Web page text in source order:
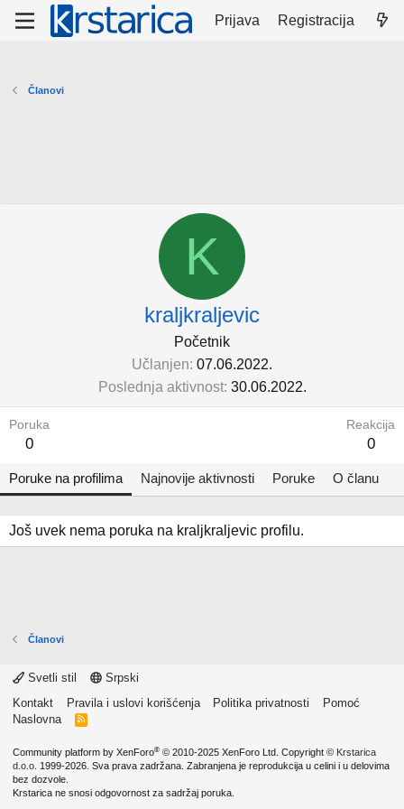
Prijava Registracija
Članovi
K
kraljkraljevic
Početnik
Učlanjen 07.06.2022.
Poslednja aktivnost 30.06.2022.
Poruka
0
Reakcija
0
Poruke na profilima Najnovije aktivnosti Poruke O članu
Još uvek nema poruka na kraljkraljevic profilu.
Članovi
Svetli stil
Srpski
Kontakt
Pravila i uslovi korišćenja Politika privatnosti
Pomoć
Naslovna
R
Community platform by XenForo® © 2010-2025 XenForo Ltd. Copyright © Krstarica
d.o.o. 1999-2026. Sva prava zadržana. Zabranjena je reprodukcija u celini i u delovima
bez dozvole.
Krstarica ne snosi odgovornost za sadržaj poruka.